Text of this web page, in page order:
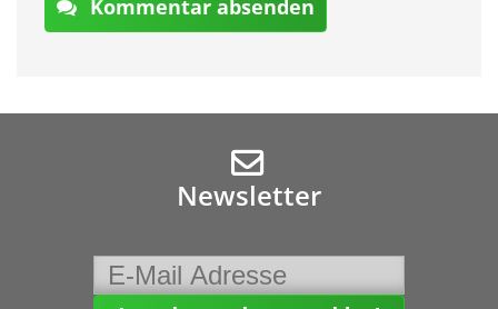
Kommentar absenden
Newsletter